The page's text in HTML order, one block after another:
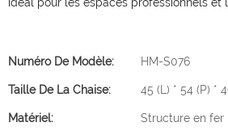
idéal pour les espaces professionnels et
Numéro De Modèle: HM-S076
Taille De La Chaise: 45 (L) * 54 (P) *
Matériel:
Structure en fer